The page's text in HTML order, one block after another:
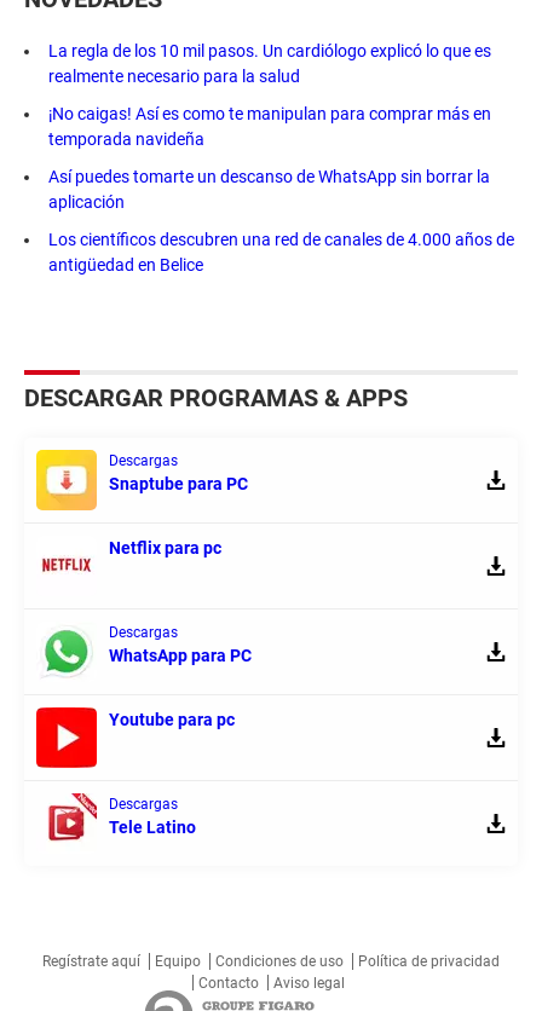
La regla de los 10 mil pasos. Un cardiólogo explicó lo que es
realmente necesario para la salud
¡No caigas! Así es como te manipulan para comprar más en
temporada navideña
Así puedes tomarte un descanso de WhatsApp sin borrar la
aplicación
Los científicos descubren una red de canales de 4.000 años de
antigüedad en Belice
DESCARGAR PROGRAMAS & APPS
Descargas
Snaptube para PC
Netflix para pc
Descargas
WhatsApp para PC
Youtube para pc
Descargas
Tele Latino
Regístrate aquí Equipo Condiciones de uso
Política de privacidad
Contacto
Aviso legal